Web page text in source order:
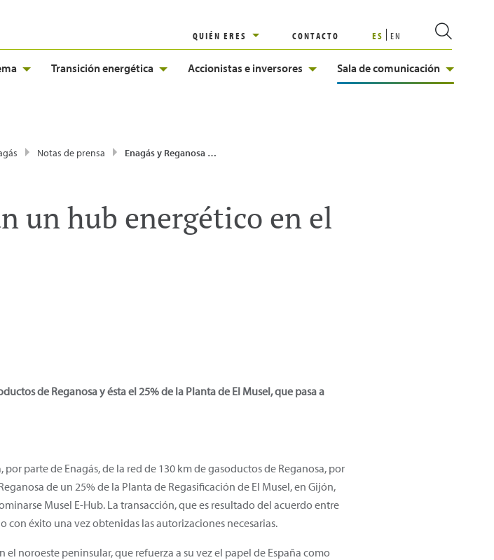
QUIÉN ERES CONTACTO ES EN
Transición energética Accionistas e inversores Sala de comunicación
Notas de prensa Enagás y Reganosa crean un hub energético en el noroeste peninsular
un hub energético en el
de Reganosa y ésta el 25% de la Planta de El Musel, que pasa a
parte de Enagás, de la red de 130 km de gasoductos de Reganosa, por
de un 25% de la Planta de Regasificación de El Musel, en Gijón,
Musel E-Hub. La transacción, que es resultado del acuerdo entre
con éxito una vez obtenidas las autorizaciones necesarias.
el noroeste peninsular, que refuerza a su vez el papel de España como